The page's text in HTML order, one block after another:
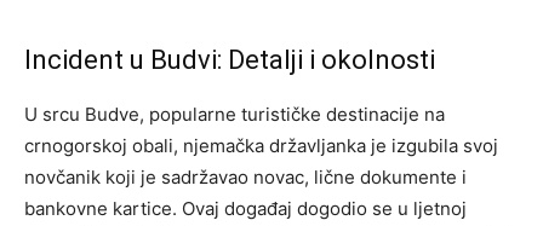
Incident u Budvi: Detalji i okolnosti
U srcu Budve, popularne turističke destinacije na
crnogorskoj obali, njemačka državljanka je izgubila svoj
novčanik koji je sadržavao novac, lične dokumente i
bankovne kartice. Ovaj događaj dogodio se u ljetnoj